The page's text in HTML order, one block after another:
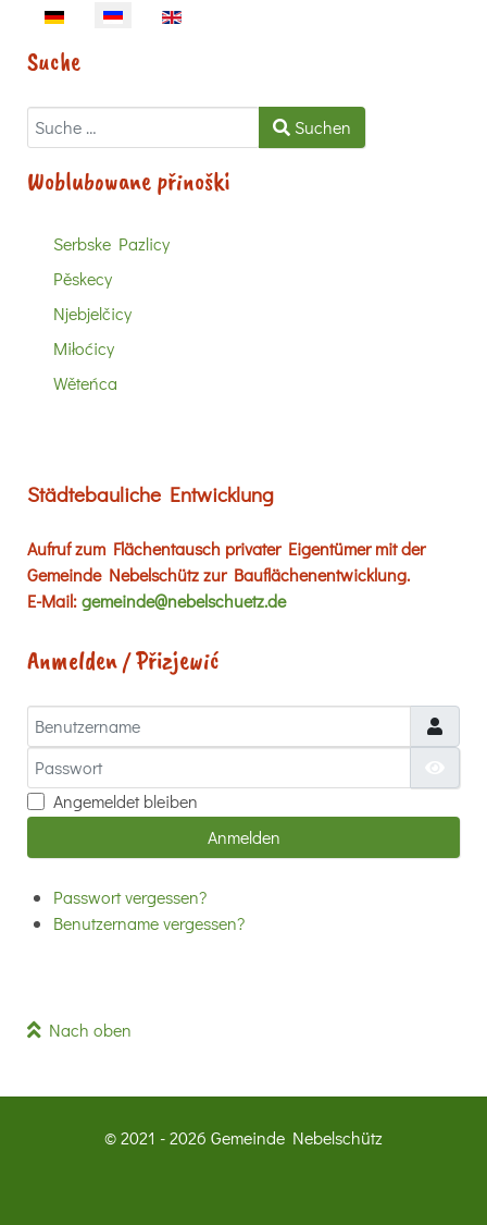
Sprache auswählen
Suche
Suchen Suchen
Woblubowane přinoški
Serbske Pazlicy
Pěskecy
Njebjelčicy
Miłoćicy
Wěteńca
Städtebauliche Entwicklung
Aufruf zum Flächentausch privater Eigentümer mit der
Gemeinde Nebelschütz zur Bauflächenentwicklung.
E-Mail:gemeinde@nebelschuetz.de
Anmelden / Přizjewić
Benutzername
Passwort
Angemeldet bleiben
Anmelden
Passwort vergessen?
Benutzername vergessen?
Nach oben
© 2021 - 2026 Gemeinde Nebelschütz